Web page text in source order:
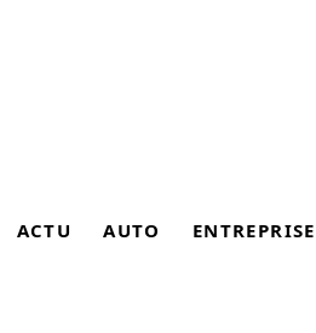
ACTU AUTO ENTREPRISE